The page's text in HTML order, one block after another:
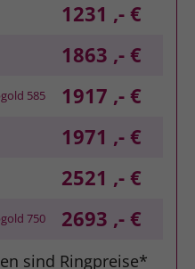
1231 ,- €
1863 ,- €
585 1917 ,- €
1971 ,- €
2521 ,- €
750 2693 ,- €
sind Ringpreise*